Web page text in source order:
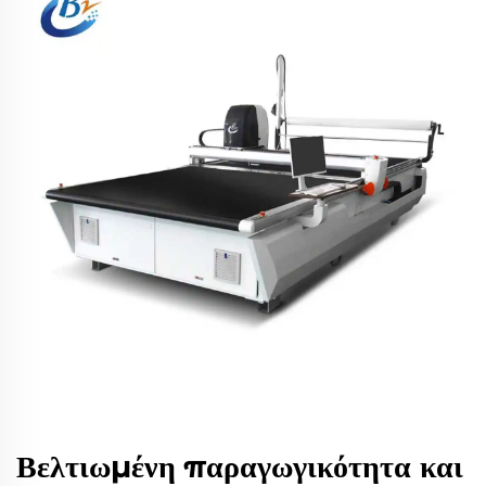
Βελτιωμένη παραγωγικότητα και